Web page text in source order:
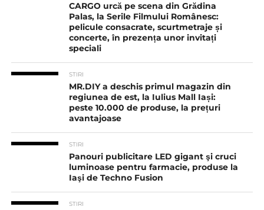
CARGO urcă pe scena din Grădina
Palas, la Serile Filmului Românesc:
pelicule consacrate, scurtmetraje și
concerte, în prezența unor invitați
speciali
STIRI
MR.DIY a deschis primul magazin din
regiunea de est, la Iulius Mall Iași:
peste 10.000 de produse, la prețuri
avantajoase
STIRI
Panouri publicitare LED gigant şi cruci
luminoase pentru farmacie, produse la
Iaşi de Techno Fusion
STIRI